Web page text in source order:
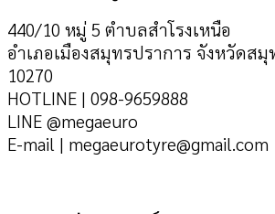
440/10 หมู่ 5 ตำบลสำโรงเหนือ
อำเภอเมืองสมุทรปราการ จังหวัดส
10270
HOTLINE | 098-9659888
LINE @megaeuro
E-mail | megaeurotyre@gmail.com